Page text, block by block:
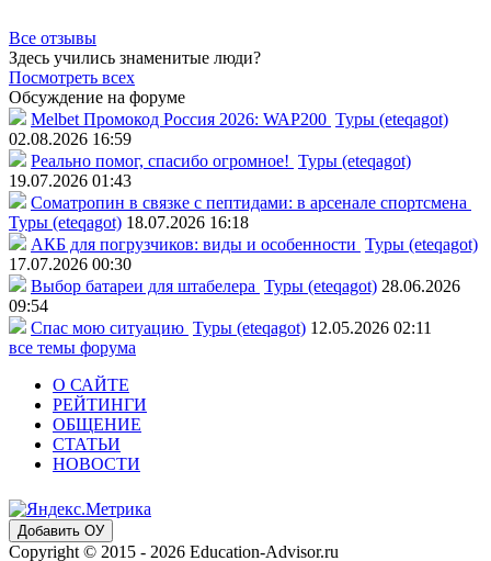
Все отзывы
Здесь учились знаменитые люди?
Посмотреть всех
Обсуждение на форуме
Melbet Промокод Россия 2026: WAP200 Туры (eteqagot)
02.08.2026 16:59
Реально помог, спасибо огромное! Туры (eteqagot)
19.07.2026 01:43
Соматропин в связке с пептидами: в арсенале спортсмена
Туры (eteqagot) 18.07.2026 16:18
АКБ для погрузчиков: виды и особенности Туры (eteqagot)
17.07.2026 00:30
Выбор батареи для штабелера Туры (eteqagot) 28.06.2026
09:54
Спас мою ситуацию Туры (eteqagot) 12.05.2026 02:11
все темы форума
О САЙТЕ
РЕЙТИНГИ
ОБЩЕНИЕ
СТАТЬИ
НОВОСТИ
Добавить ОУ
Copyright © 2015 - 2026 Education-Advisor.ru